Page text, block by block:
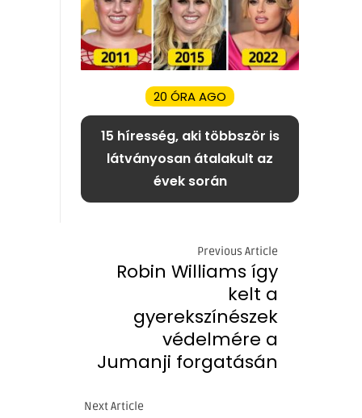
20 ÓRA AGO
15 híresség, aki többször is
látványosan átalakult az
évek során
Previous Article
Robin Williams így
kelt a
gyerekszínészek
védelmére a
Jumanji forgatásán
Next Article